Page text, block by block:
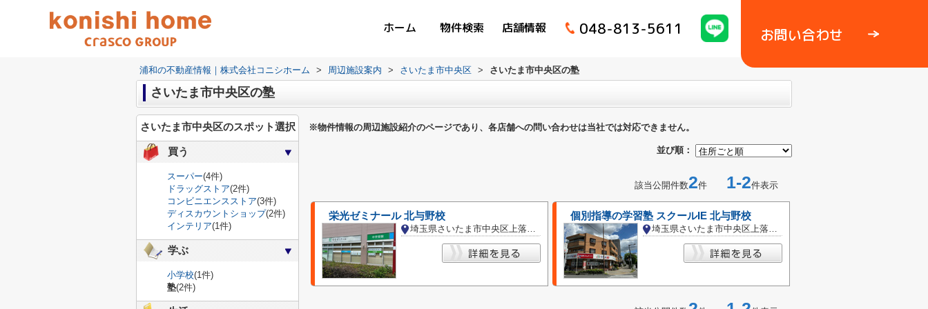
ホーム 物件検索 店舗情報 048-813-5611 お問い合わせ
浦和の不動産情報｜株式会社コニシホーム > 周辺施設案内 > さいたま市中央区 > さいたま市中央区の塾
さいたま市中央区の塾
※物件情報の周辺施設紹介のページであり、各店舗への問い合わせは当社では対応できません。
並び順：
該当公開件数2件 1-2件表示
栄光ゼミナール 北与野校
埼玉県さいたま市中央区上落合２丁目
個別指導の学習塾 スクールIE 北与野校
埼玉県さいたま市中央区上落合３丁目
さいたま市中央区のスポット選択
買う
スーパー(4件)
ドラッグストア(2件)
コンビニエンスストア(3件)
ディスカウントショップ(2件)
インテリア(1件)
学ぶ
小学校(1件)
塾(2件)